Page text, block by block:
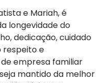
e Mariah, é
longevidade do
dedicação, cuidado
respeito e
empresa familiar
mantido da melhor